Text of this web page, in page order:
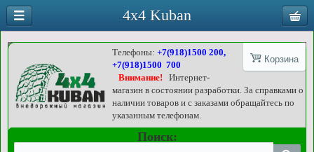
Корзина
Телефоны:+7(918)1500 200,
+7(918)1500 700
Внимание!
Интернет-
магазин в состоянии разработки. За справками о
наличии товаров и с заказами обращайтесь по
указанным телефонам.
Поиск:
4x4 Kuban